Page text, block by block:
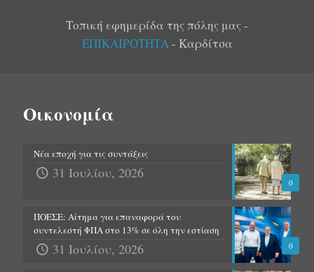
Τοπική εφημερίδα της πόλης μας -
ΕΠΙΚΑΙΡΟΤΗΤΑ- Καρδίτσα
Οικονομία
0
Νέα εποχή για τις συντάξεις
31 Ιουλίου, 2026
0
ΠΟΕΣΕ: Αίτημα για επαναφορά του
συντελεστή ΦΠΑ στο 13% σε όλη την εστίαση
31 Ιουλίου, 2026